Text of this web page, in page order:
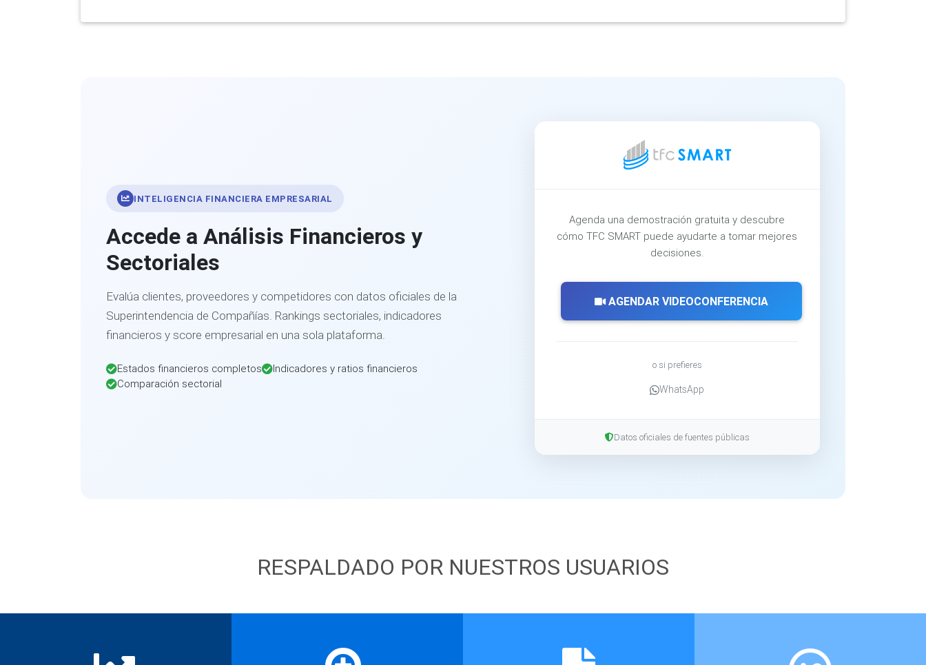
INTELIGENCIA FINANCIERA EMPRESARIAL
Accede a Análisis Financieros y
Sectoriales
Evalúa clientes, proveedores y competidores con datos oficiales de la
Superintendencia de Compañías. Rankings sectoriales, indicadores
financieros y score empresarial en una sola plataforma.
Estados financieros completos
Indicadores y ratios financieros
Comparación sectorial
Agenda una demostración gratuita y descubre
cómo TFC SMART puede ayudarte a tomar mejores
decisiones.
AGENDAR VIDEOCONFERENCIA
o si prefieres
WhatsApp
Datos oficiales de fuentes públicas
RESPALDADO POR NUESTROS USUARIOS